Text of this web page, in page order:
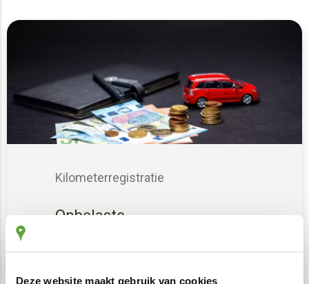
Deze website maakt gebruik van cookies
Kilometerregistratie
Onbelaste